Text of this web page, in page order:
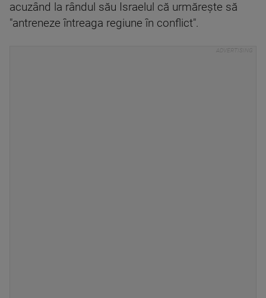
acuzând la rândul său Israelul că urmăreşte să
"antreneze întreaga regiune în conflict".